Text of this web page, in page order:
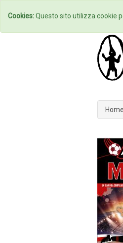
Home
Cookies:Questo sito utilizza cookie